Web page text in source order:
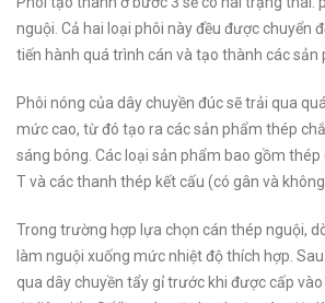
nguội. Cả hai loại phôi này đều được chuyển
tiến hành quá trình cán và tạo thành các sản
Phôi nóng của dây chuyền đúc sẽ trải qua
mức cao, từ đó tạo ra các sản phẩm thép
sáng bóng. Các loại sản phẩm bao gồm thép
T và các thanh thép kết cấu (có gân và không
Trong trường hợp lựa chọn cán thép nguội,
làm nguội xuống mức nhiệt độ thích hợp.
qua dây chuyền tẩy gỉ trước khi được cấp